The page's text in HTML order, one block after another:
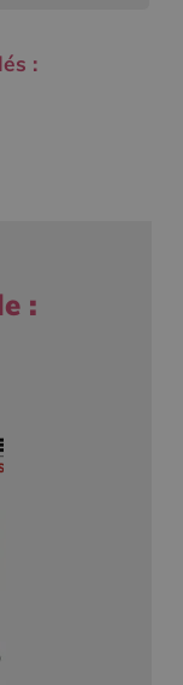
:
: